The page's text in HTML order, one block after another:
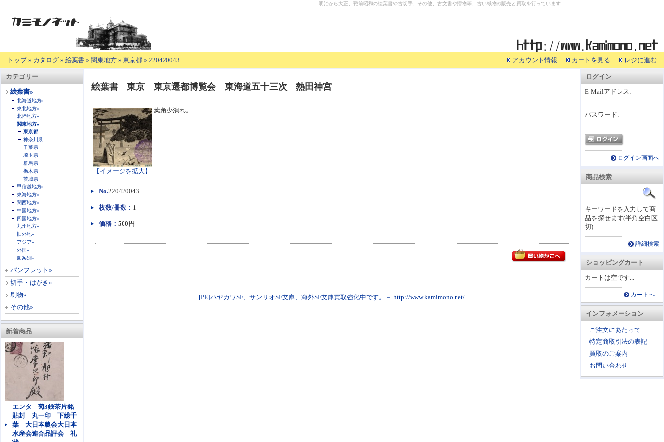
明治から大正、戦前昭和の絵葉書や古切手、その他、古文書や摺物等、古い紙物の販売と買取を行っています
トップ» カタログ » 絵葉書 » 関東地方 » 東京都 » 220420043 アカウント情報 カートを見る レジに進む
カテゴリー
絵葉書»
北海道地方»
東北地方»
北陸地方»
関東地方»
東京都
神奈川県
千葉県
埼玉県
群馬県
栃木県
茨城県
甲信越地方»
東海地方»
関西地方»
中国地方»
四国地方»
九州地方»
旧外地»
アジア»
外国»
図案別»
パンフレット»
切手・はがき»
刷物»
その他»
新着商品
エンタ 菊3銭茶片銘
貼封 丸一印 下総千
葉 大日本農会大日本
水産会連合品評会 礼
ログイン
E-Mailアドレス:
パスワード:
ログイン画面へ
商品検索
キーワードを入力して商
品を探せます(半角空白区
切)
詳細検索
ショッピングカート
カートは空です...
カートへ...
インフォメーション
ご注文にあたって
特定商取引法の表記
買取のご案内
お問い合わせ
品
の
明】
絵葉書 東京 東京遷都博覧会 東海道五十三次 熱田神宮
【イメージを拡大】
葉角少潰れ。
No.220420043
枚数/冊数： 1
価格： 500円
[PR]ハヤカワSF、サンリオSF文庫、海外SF文庫買取強化中です。－ http://www.kamimono.net/